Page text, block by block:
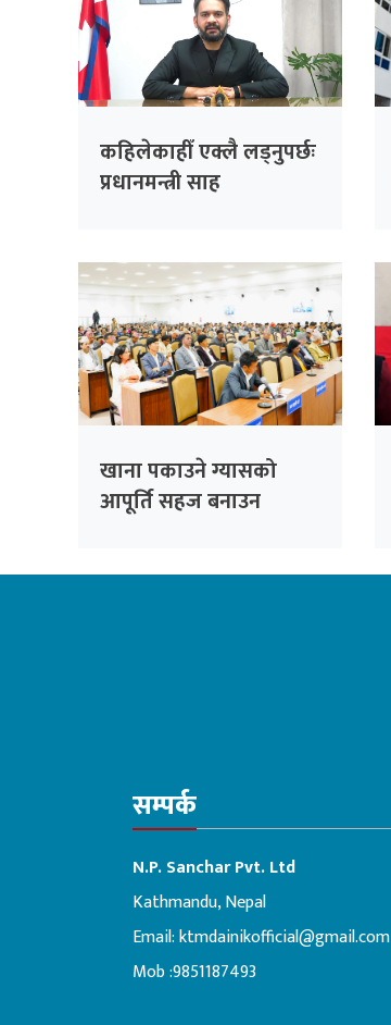
कहिलेकाहीँ एक्लै लड्नुपर्छः
प्रधानमन्त्री साह
खाना पकाउने ग्यासको
आपूर्ति सहज बनाउन
सम्पर्क
N.P. Sanchar Pvt. Ltd
Kathmandu, Nepal
Email:ktmdainikofficial@gmail.com
Mob :9851187493